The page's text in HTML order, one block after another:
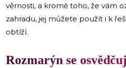
věrnosti, a kromě toho, že vám
zahradu, jej můžete použít i k
obtíží.
Rozmarýn se